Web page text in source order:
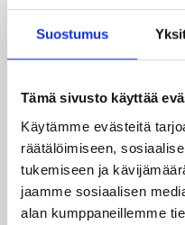
Suostumus
Tämä sivusto käyttää
Käytämme evästeitä
räätälöimiseen,
tukemiseen ja
jaamme sosiaalisen
alan kumppaneillemme
Haaste tarjoaa
innostaa mukaan